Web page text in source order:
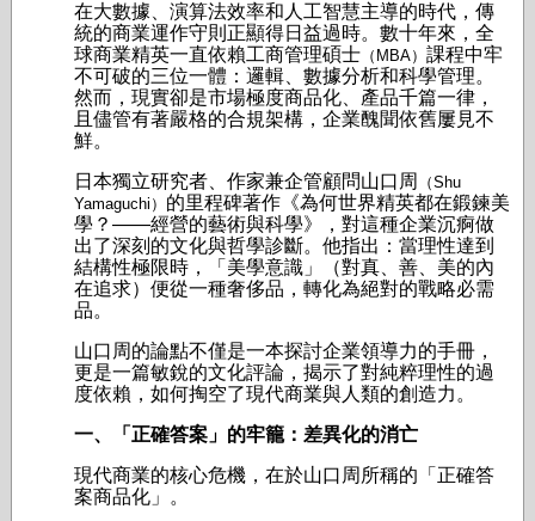
在大數據、演算法效率和人工智慧主導的時代，傳
統的商業運作守則正顯得日益過時。數十年來，全
球商業精英一直依賴工商管理碩士 （MBA） 課程中牢
不可破的三位一體：邏輯、數據分析和科學管理。
然而，現實卻是市場極度商品化、產品千篇一律，
且儘管有著嚴格的合規架構，企業醜聞依舊屢見不
鮮。
日本獨立研究者、作家兼企管顧問山口周
（Shu
Yamaguchi） 的里程碑著作《為何世界精英都在鍛鍊美
學？——經營的藝術與科學》，對這種企業沉痾做
出了深刻的文化與哲學診斷。他指出：當理性達到
結構性極限時，「美學意識」（對真、善、美的內
在追求）便從一種奢侈品，轉化為絕對的戰略必需
品。
山口周的論點不僅是一本探討企業領導力的手冊，
更是一篇敏銳的文化評論，揭示了對純粹理性的過
度依賴，如何掏空了現代商業與人類的創造力。
一、「正確答案」的牢籠：差異化的消亡
現代商業的核心危機，在於山口周所稱的「正確答
案商品化」。